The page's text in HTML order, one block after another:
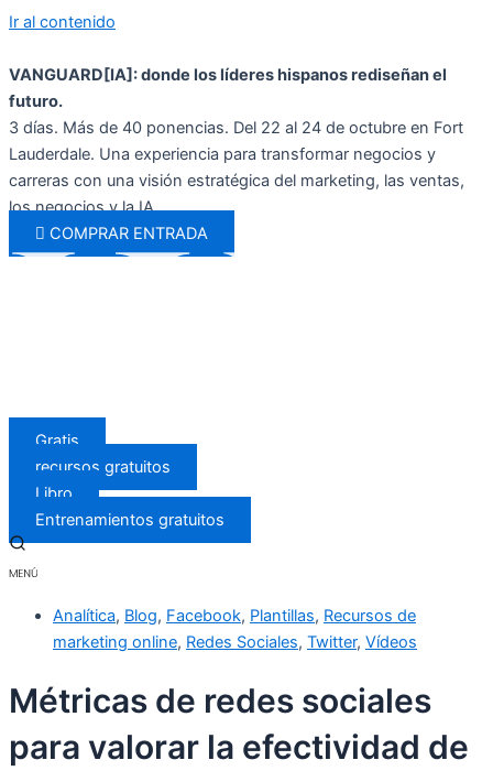
Ir al contenido
VANGUARD[IA]: donde los líderes hispanos rediseñan el
futuro.
3 días. Más de 40 ponencias. Del 22 al 24 de octubre en Fort
Lauderdale. Una experiencia para transformar negocios y
carreras con una visión estratégica del marketing, las ventas,
los negocios y la IA.
COMPRAR ENTRADA
Gratis
recursos gratuitos
Libro
Entrenamientos gratuitos
Analítica, Blog, Facebook, Plantillas, Recursos de
marketing online, Redes Sociales, Twitter, Vídeos
Métricas de redes sociales
para valorar la efectividad de